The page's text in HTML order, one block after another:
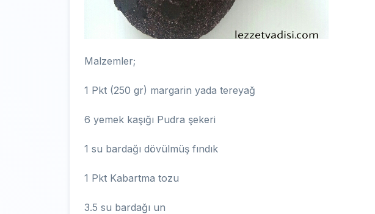
Malzemler;
1 Pkt (250 gr) margarin yada tereyağ
6 yemek kaşığı Pudra şekeri
1 su bardağı dövülmüş fındık
1 Pkt Kabartma tozu
3.5 su bardağı un